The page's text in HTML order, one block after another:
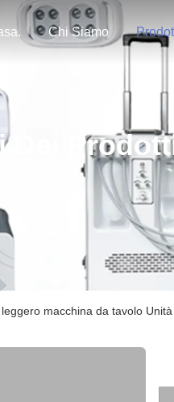
Chi Siamo
Dei
macchina da tavolo